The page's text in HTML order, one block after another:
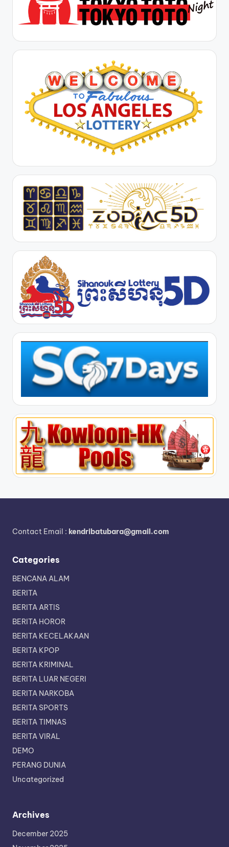
Contact Email : kendribatubara@gmail.com
Categories
BENCANA ALAM
BERITA
BERITA ARTIS
BERITA HOROR
BERITA KECELAKAAN
BERITA KPOP
BERITA KRIMINAL
BERITA LUAR NEGERI
BERITA NARKOBA
BERITA SPORTS
BERITA TIMNAS
BERITA VIRAL
DEMO
PERANG DUNIA
Uncategorized
Archives
December 2025